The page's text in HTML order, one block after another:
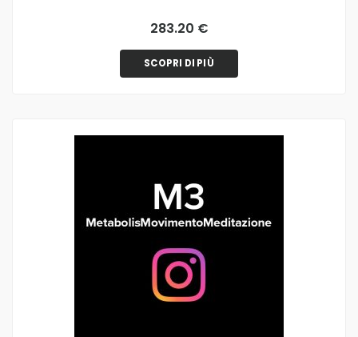
283.20 €
SCOPRI DI PIÙ